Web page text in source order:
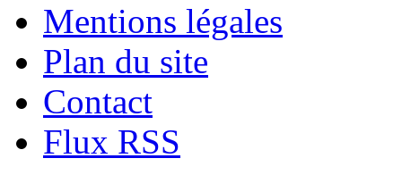
Mentions légales
Plan du site
Contact
Flux RSS